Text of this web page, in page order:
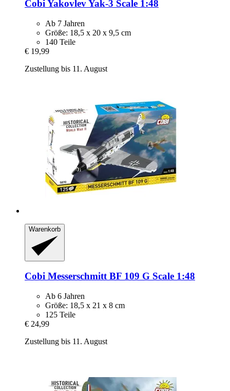
CobiYakovlev Yak-​3 Scale 1:48
Ab 7 Jahren
Größe: 18,5 x 20 x 9,5 cm
140 Teile
€ 19,99
Zustellung bis 11. August
Warenkorb
Cobi Messerschmitt BF 109 G Scale 1:48
Ab 6 Jahren
Größe: 18,5 x 21 x 8 cm
125 Teile
€ 24,99
Zustellung bis 11. August